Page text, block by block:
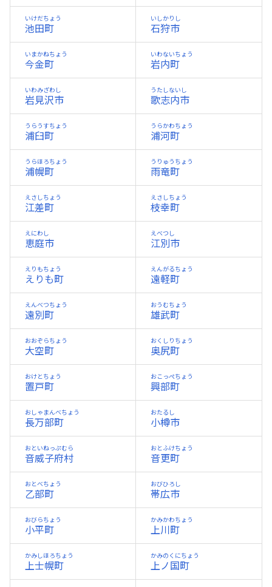
池田町
いけだちょう
石狩市
いしかりし
今金町
いまかねちょう
岩内町
いわないちょう
岩見沢市
いわみざわし
歌志内市
うたしないし
浦臼町
うらうすちょう
浦河町
うらかわちょう
浦幌町
うらほろちょう
雨竜町
うりゅうちょう
江差町
えさしちょう
枝幸町
えさしちょう
恵庭市
えにわし
江別市
えべつし
えりも町
えりもちょう
遠軽町
えんがるちょう
遠別町
えんべつちょう
雄武町
おうむちょう
大空町
おおぞらちょう
奥尻町
おくしりちょう
置戸町
おけとちょう
興部町
おこっぺちょう
長万部町
おしゃまんべちょう
小樽市
おたるし
音威子府村
おといねっぷむら
音更町
おとふけちょう
乙部町
おとべちょう
帯広市
おびひろし
小平町
おびらちょう
上川町
かみかわちょう
上士幌町
かみしほろちょう
上ノ国町
かみのくにちょう